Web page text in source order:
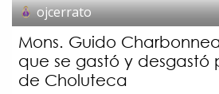
ojcerrato
Mons. Guido
que se gastó y desgastó
de Choluteca